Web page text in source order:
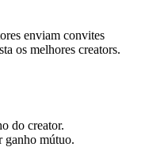
enviam convites
os melhores creators.
do creator.
ganho mútuo.